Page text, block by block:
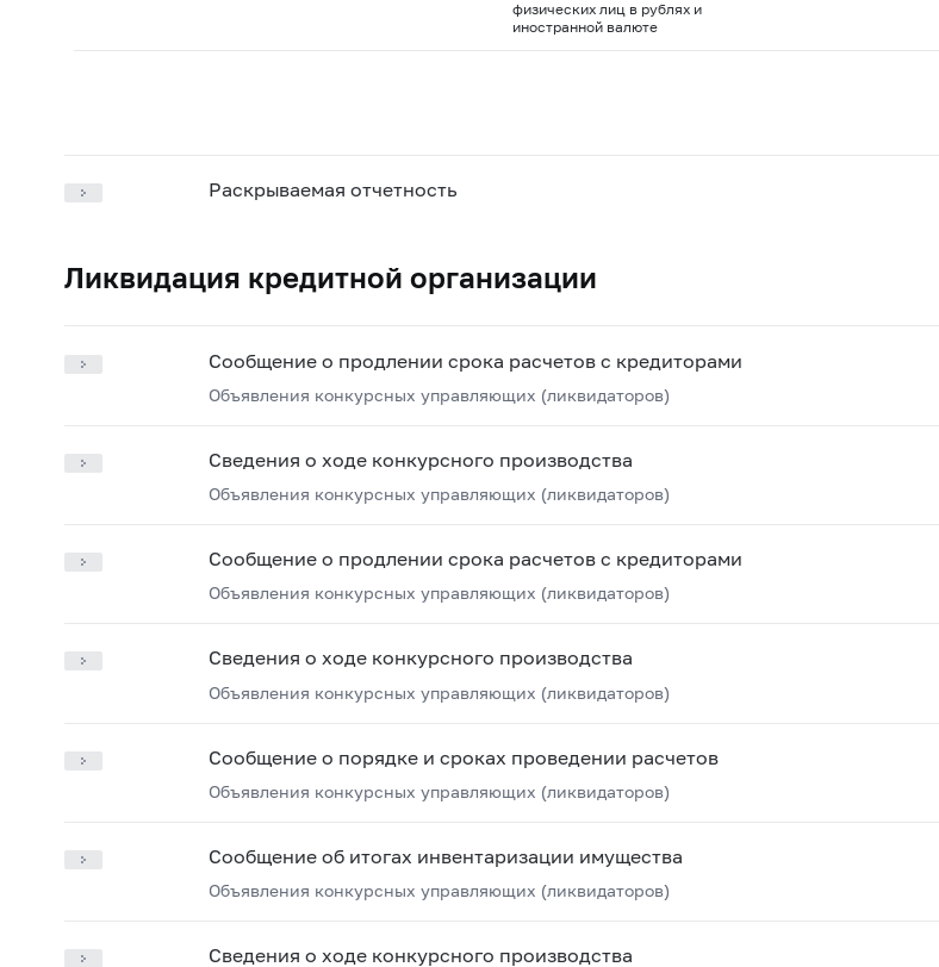
физических лиц в рублях и
иностранной валюте
Раскрываемая отчетность
Ликвидация кредитной организации
Сообщение о продлении срока расчетов с кредиторами
Объявления конкурсных управляющих (ликвидаторов)
Сведения о ходе конкурсного производства
Объявления конкурсных управляющих (ликвидаторов)
Сообщение о продлении срока расчетов с кредиторами
Объявления конкурсных управляющих (ликвидаторов)
Сведения о ходе конкурсного производства
Объявления конкурсных управляющих (ликвидаторов)
Сообщение о порядке и сроках проведении расчетов
Объявления конкурсных управляющих (ликвидаторов)
Сообщение об итогах инвентаризации имущества
Объявления конкурсных управляющих (ликвидаторов)
Сведения о ходе конкурсного производства